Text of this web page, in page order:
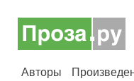
Авторы